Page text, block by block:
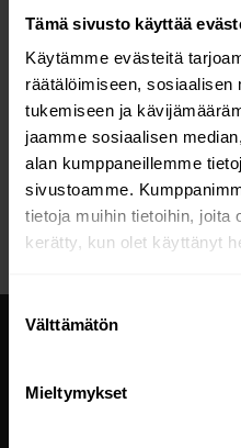
Tämä sivusto käyttää
Käytämme evästeitä
räätälöimiseen, sosiaalisen
tukemiseen ja
jaamme sosiaalisen
alan kumppaneillemme
sivustoamme.
tietoja muihin tietoihin, joita
kerätty, kun olet käyttänyt
valinta
Välttämätön
Mieltymykset
Starboard iGO 10´8
Zen Sup-lautapaketti
€649.00 €399.00
Lisää ostoskoriin
+358 (0) 8 613 9550